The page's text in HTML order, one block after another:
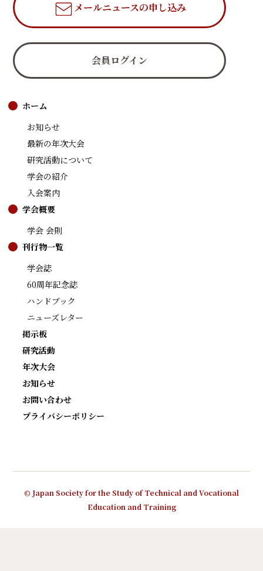
メールニュースの申し込み
会員ログイン
ホーム
お知らせ
最新の年次大会
研究活動について
学会の紹介
入会案内
学会概要
学会 会則
刊行物一覧
学会誌
60周年記念誌
ハンドブック
ニューズレター
掲示板
研究活動
年次大会
お知らせ
お問い合わせ
プライバシーポリシー
© Japan Society for the Study of Technical and Vocational
Education and Training